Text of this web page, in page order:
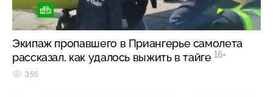
Экипаж пропавшего в Приангерье самолета
рассказал, как удалось выжить в тайге 16+
355